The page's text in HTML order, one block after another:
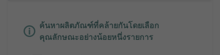
ค้นหาผลิตภัณฑ์ที่คล้ายกันโดยเลือก
คุณลักษณะอย่างน้อยหนึ่งรายการ